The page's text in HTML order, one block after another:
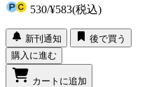
530/¥583(税込)
新刊通知
後で買う
購入に進む
カートに追加